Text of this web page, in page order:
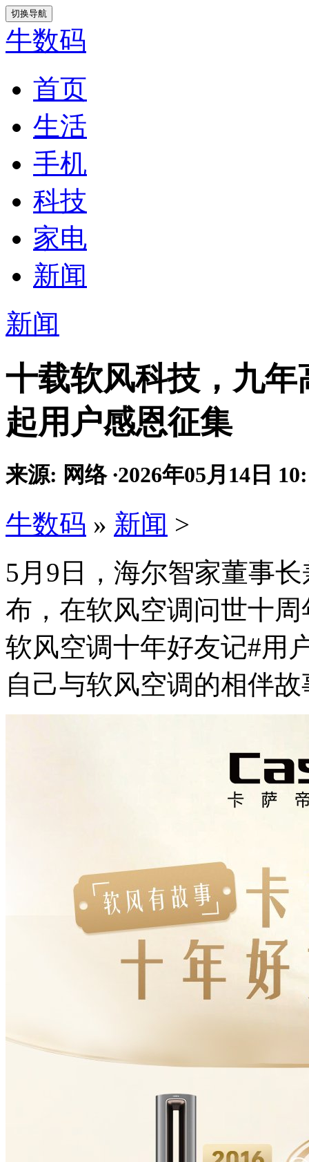
切换导航
牛数码
首页
生活
手机
科技
家电
新闻
新闻
十载软风科技，九
起用户感恩征集
来源: 网络 ·2026年05月14日
牛数码 » 新闻 >
5月9日，海尔智家董事
布，在软风空调问世十
软风空调十年好友记#用
自己与软风空调的相伴故